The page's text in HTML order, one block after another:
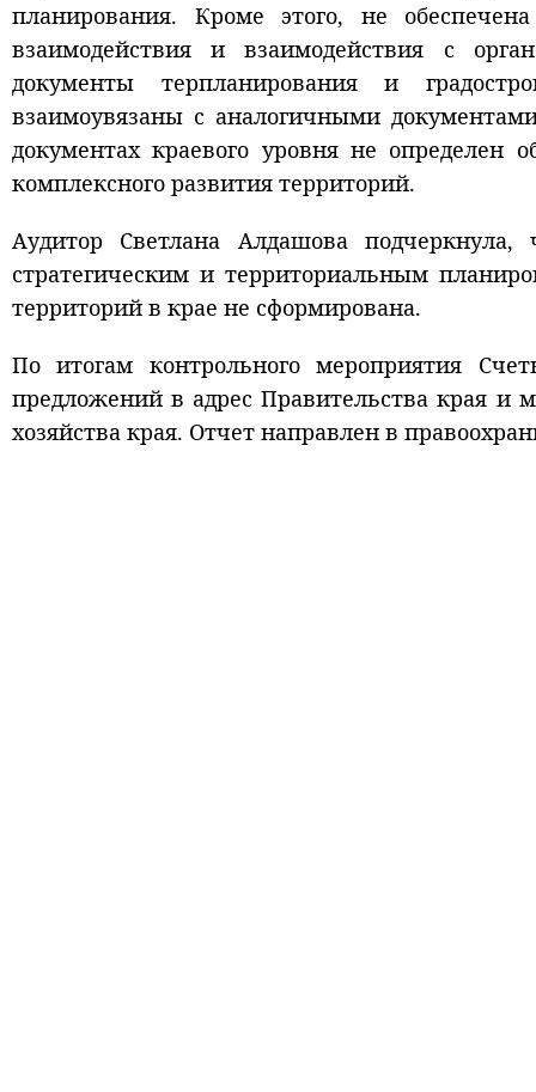
планирования. Кроме этого, не
взаимодействия и взаимодействия с
документы терпланирования и
взаимоувязаны с аналогичными
документах краевого уровня не определен
комплексного развития территорий.
Аудитор Светлана Алдашова подчеркнула,
стратегическим и территориальным
территорий в крае не сформирована.
По итогам контрольного мероприятия
предложений в адрес Правительства края и
хозяйства края. Отчет направлен в